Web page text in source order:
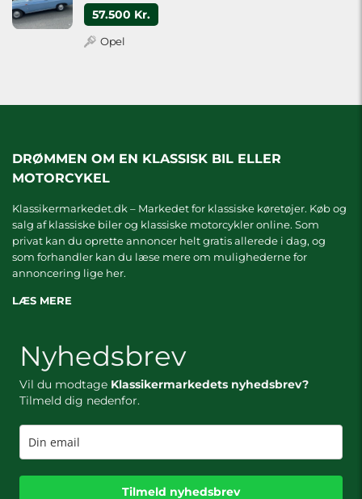
57.500 Kr.
Opel
DRØMMEN OM EN KLASSISK BIL ELLER
MOTORCYKEL
Klassikermarkedet.dk – Markedet for klassiske køretøjer. Køb og
salg af klassiske biler og klassiske motorcykler online. Som
privat kan du oprette annoncer helt gratis allerede i dag, og
som forhandler kan du læse mere om mulighederne for
annoncering lige her.
LÆS MERE
Nyhedsbrev
Vil du modtage Klassikermarkedets nyhedsbrev?
Tilmeld dig nedenfor.
Tilmeld nyhedsbrev